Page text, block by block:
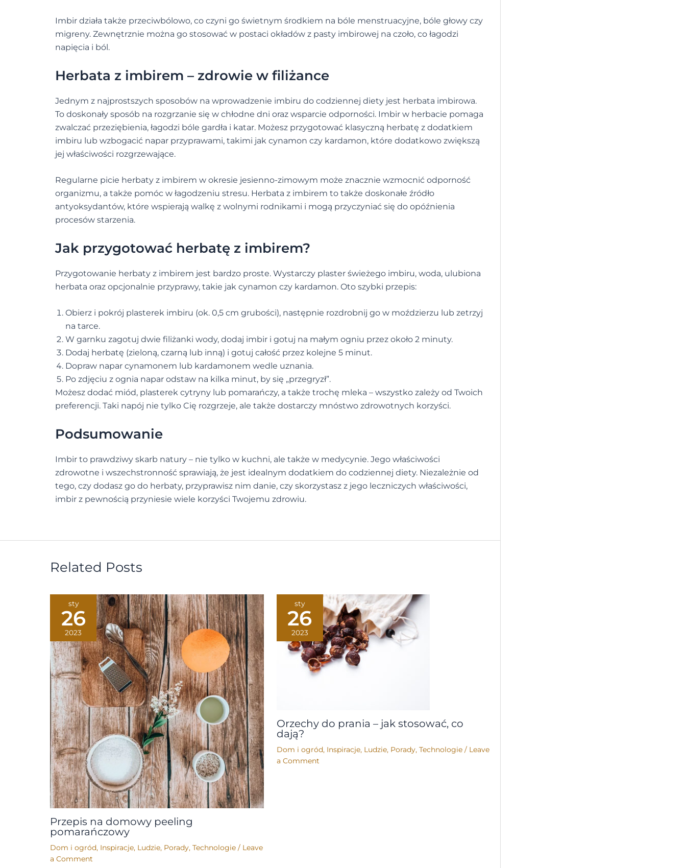
Imbir działa także przeciwbólowo, co czyni go świetnym środkiem na bóle menstruacyjne, bóle głowy czy
migreny. Zewnętrznie można go stosować w postaci okładów z pasty imbirowej na czoło, co łagodzi
napięcia i ból.
Herbata z imbirem – zdrowie w filiżance
Jednym z najprostszych sposobów na wprowadzenie imbiru do codziennej diety jest herbata imbirowa.
To doskonały sposób na rozgrzanie się w chłodne dni oraz wsparcie odporności. Imbir w herbacie pomaga
zwalczać przeziębienia, łagodzi bóle gardła i katar. Możesz przygotować klasyczną herbatę z dodatkiem
imbiru lub wzbogacić napar przyprawami, takimi jak cynamon czy kardamon, które dodatkowo zwiększą
jej właściwości rozgrzewające.
Regularne picie herbaty z imbirem w okresie jesienno-zimowym może znacznie wzmocnić odporność
organizmu, a także pomóc w łagodzeniu stresu. Herbata z imbirem to także doskonałe źródło
antyoksydantów, które wspierają walkę z wolnymi rodnikami i mogą przyczyniać się do opóźnienia
procesów starzenia.
Jak przygotować herbatę z imbirem?
Przygotowanie herbaty z imbirem jest bardzo proste. Wystarczy plaster świeżego imbiru, woda, ulubiona
herbata oraz opcjonalnie przyprawy, takie jak cynamon czy kardamon. Oto szybki przepis:
Obierz i pokrój plasterek imbiru (ok. 0,5 cm grubości), następnie rozdrobnij go w moździerzu lub zetrzyj
na tarce.
W garnku zagotuj dwie filiżanki wody, dodaj imbir i gotuj na małym ogniu przez około 2 minuty.
Dodaj herbatę (zieloną, czarną lub inną) i gotuj całość przez kolejne 5 minut.
Dopraw napar cynamonem lub kardamonem wedle uznania.
Po zdjęciu z ognia napar odstaw na kilka minut, by się „przegryzł”.
Możesz dodać miód, plasterek cytryny lub pomarańczy, a także trochę mleka – wszystko zależy od Twoich
preferencji. Taki napój nie tylko Cię rozgrzeje, ale także dostarczy mnóstwo zdrowotnych korzyści.
Podsumowanie
Imbir to prawdziwy skarb natury – nie tylko w kuchni, ale także w medycynie. Jego właściwości
zdrowotne i wszechstronność sprawiają, że jest idealnym dodatkiem do codziennej diety. Niezależnie od
tego, czy dodasz go do herbaty, przyprawisz nim danie, czy skorzystasz z jego leczniczych właściwości,
imbir z pewnością przyniesie wiele korzyści Twojemu zdrowiu.
Related Posts
sty
26
2023
Przepis na domowy peeling
pomarańczowy
Dom i ogród, Inspiracje, Ludzie, Porady, Technologie / Leave
a Comment
sty
26
2023
Orzechy do prania – jak stosować, co
dają?
Dom i ogród, Inspiracje, Ludzie, Porady, Technologie/ Leave
a Comment